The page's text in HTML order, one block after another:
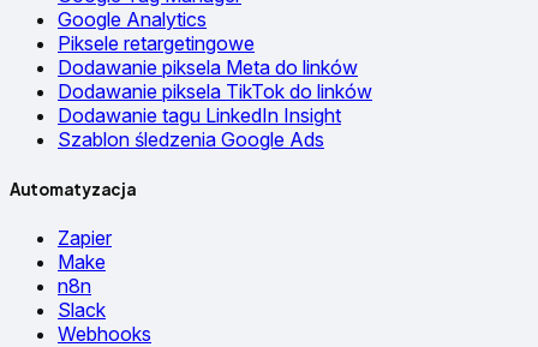
Google Analytics
Piksele retargetingowe
Dodawanie piksela Meta do linków
Dodawanie piksela TikTok do linków
Dodawanie tagu LinkedIn Insight
Szablon śledzenia Google Ads
Automatyzacja
Zapier
Make
n8n
Slack
Webhooks